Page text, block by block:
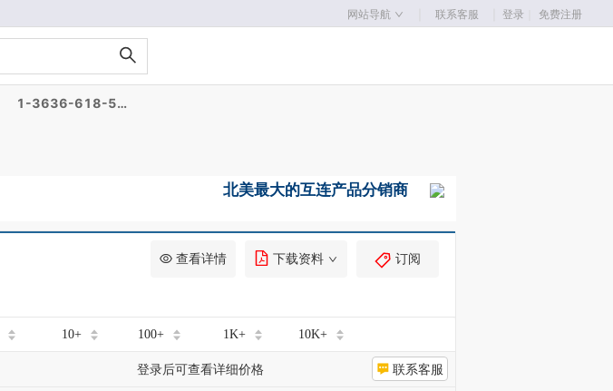
登录 免费注册
网站导航 联系客服
1-3636-618-5212
查看详情 下载资料 订阅
10+ 100+ 1K+ 10K+
登录后可查看详细价格 联系客服